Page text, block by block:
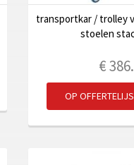
transportkar / trolley
stoelen
€
OP